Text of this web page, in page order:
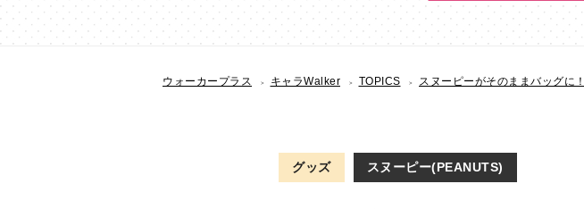
ウォーカープラス キャラWalker TOPICS スヌーピーがそのままバッグに
グッズ スヌーピー(PEANUTS)